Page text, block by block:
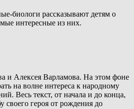
биологи рассказывают детям о
интересные из них.
и Алексея Варламова. На этом фоне
на волне интереса к народному
Весь текст, от начала и до конца,
героя от рождения до